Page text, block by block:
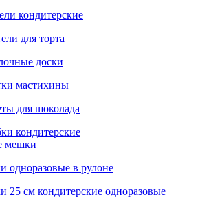
кондитерские
для торта
доски
мастихины
для шоколада
кондитерские
мешки
одноразовые в рулоне
25 см кондитерские одноразовые